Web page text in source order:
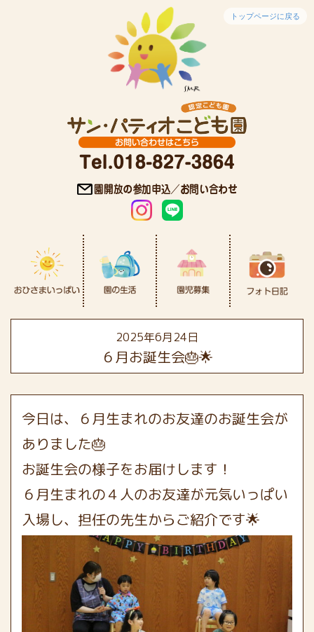
トップページに戻る
2025年6月24日
６月お誕生会🎂🌟
今日は、６月生まれのお友達のお誕生会が
ありました🎂
お誕生会の様子をお届けします！
６月生まれの４人のお友達が元気いっぱい
入場し、担任の先生からご紹介です🌟